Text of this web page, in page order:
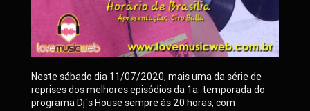
Neste sábado dia 11/07/2020, mais uma da série de
reprises dos melhores episódios da 1a. temporada do
programa Dj´s House sempre ás 20 horas, com